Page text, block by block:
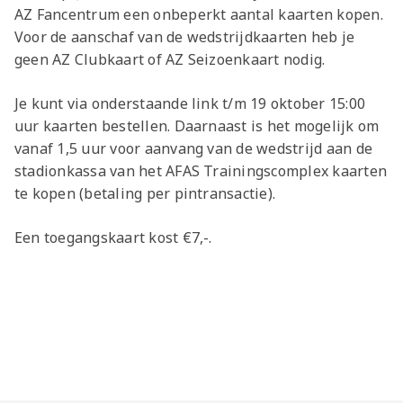
Jong AZ
Seizoenkaart
AZ Fancentrum een onbeperkt aantal kaarten kopen.
Voor de aanschaf van de wedstrijdkaarten heb je
geen AZ Clubkaart of AZ Seizoenkaart nodig.
Je kunt via onderstaande link t/m 19 oktober 15:00
uur kaarten bestellen. Daarnaast is het mogelijk om
vanaf 1,5 uur voor aanvang van de wedstrijd aan de
stadionkassa van het AFAS Trainingscomplex kaarten
te kopen (betaling per pintransactie).
Een toegangskaart kost €7,-.